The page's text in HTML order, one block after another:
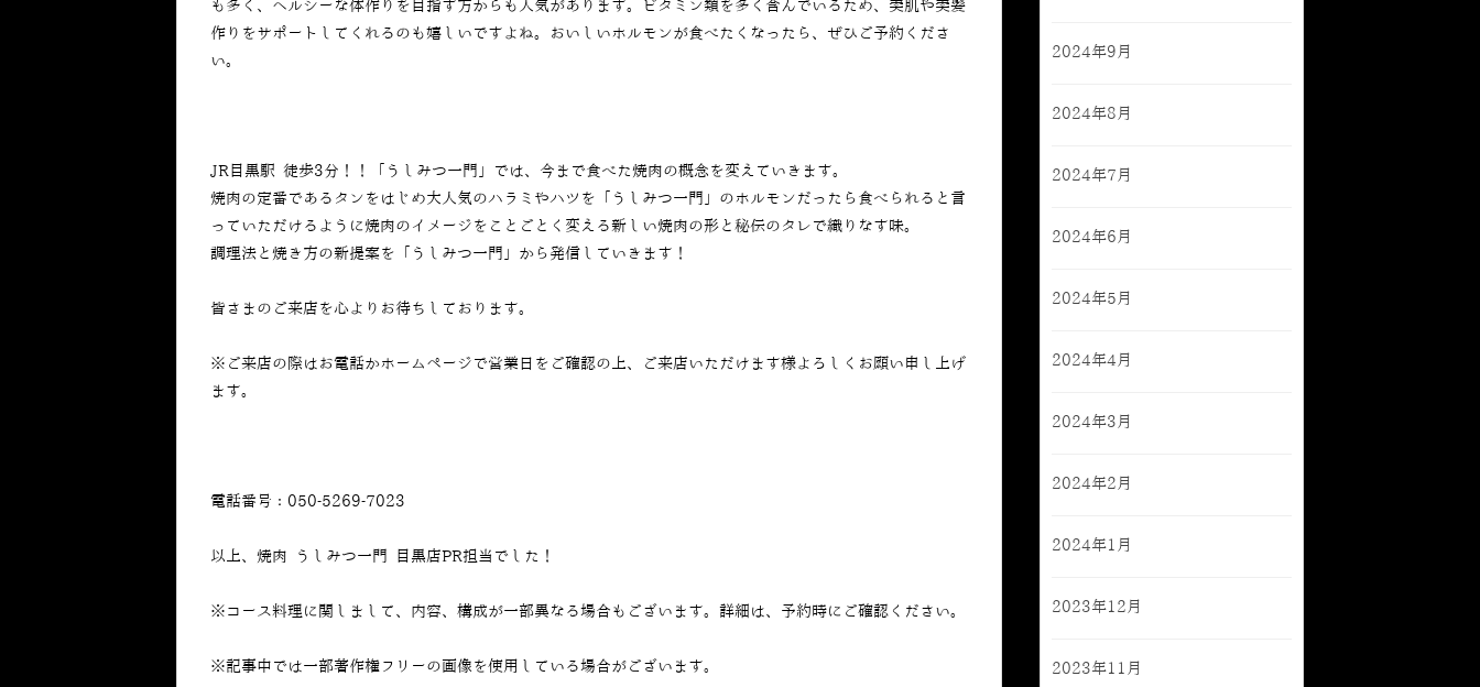
も多く、ヘルシーな体作りを目指す方からも人気があります。ビタミン類を多く含んでいるため、美肌や美髪
作りをサポートしてくれるのも嬉しいですよね。おいしいホルモンが食べたくなったら、ぜひご予約くださ
い。
JR目黒駅 徒歩3分！！「うしみつ一門」では、今まで食べた焼肉の概念を変えていきます。
焼肉の定番であるタンをはじめ大人気のハラミやハツを「うしみつ一門」のホルモンだったら食べられると言
っていただけるように焼肉のイメージをことごとく変える新しい焼肉の形と秘伝のタレで織りなす味。
調理法と焼き方の新提案を「うしみつ一門」から発信していきます！
皆さまのご来店を心よりお待ちしております。
※ご来店の際はお電話かホームページで営業日をご確認の上、ご来店いただけます様よろしくお願い申し上げ
ます。
電話番号：050-5269-7023
以上、焼肉 うしみつ一門 目黒店PR担当でした！
※コース料理に関しまして、内容、構成が一部異なる場合もございます。詳細は、予約時にご確認ください。
※記事中では一部著作権フリーの画像を使用している場合がございます。
2024年9月
2024年8月
2024年7月
2024年6月
2024年5月
2024年4月
2024年3月
2024年2月
2024年1月
2023年12月
2023年11月